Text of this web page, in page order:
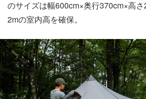
のサイズは幅600cm×奥行370cm×高
2mの室内高を確保。